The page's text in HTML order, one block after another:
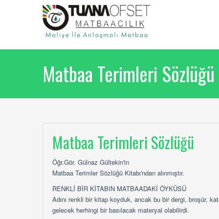
Matbaa Terimleri Sözlüğü
Matbaa Terimleri Sözlüğü
Öğr.Gör. Gülnaz Gültekin'in
Matbaa Terimler Sözlüğü Kitabı'ndan alınmıştır.
RENKLİ BİR KİTABIN MATBAADAKİ ÖYKÜSÜ
Adını renkli bir kitap koyduk, ancak bu bir dergi, broşür,
gelecek herhingi bir basılacak materyal olabilirdi.